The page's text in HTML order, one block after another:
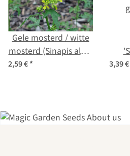
Gele mosterd / witte
mosterd (Sinapis alba)
2,59 €* 3,39 €